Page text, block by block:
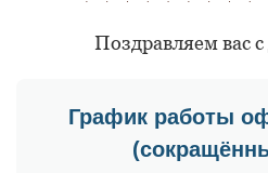
Поздравляем вас
График работы